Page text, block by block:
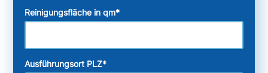
Reinigungsfläche in qm*
Ausführungsort PLZ*